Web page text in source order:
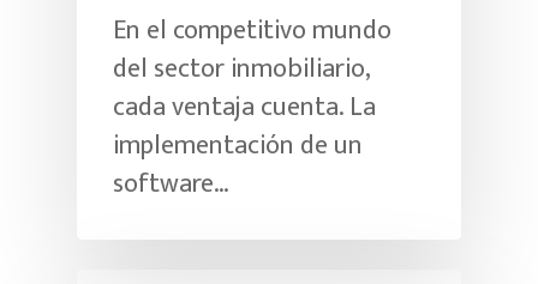
En el competitivo mundo
del sector inmobiliario,
cada ventaja cuenta. La
implementación de un
software…